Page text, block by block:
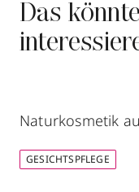
Das
Naturkosmetik
GESICHTSPFLEGE